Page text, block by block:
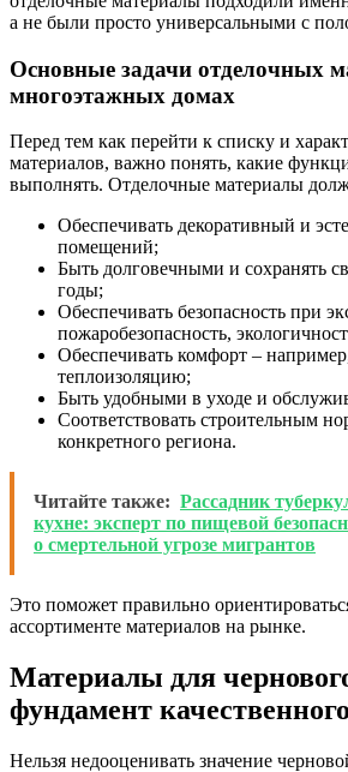
а не были просто универсальными с
Основные задачи отделочных
многоэтажных домах
Перед тем как перейти к списку и
материалов, важно понять, какие
выполнять. Отделочные материалы
Обеспечивать декоративный и
помещений;
Быть долговечными и сохранять
годы;
Обеспечивать безопасность при
пожаробезопасность,
Обеспечивать комфорт –
теплоизоляцию;
Быть удобными в уходе и
Соответствовать строительным
конкретного региона.
Читайте также: Рассадник
кухне: эксперт по пищевой
о смертельной угрозе мигрантов
Это поможет правильно
ассортименте материалов на рынке.
Материалы для
фундамент
Нельзя недооценивать значение